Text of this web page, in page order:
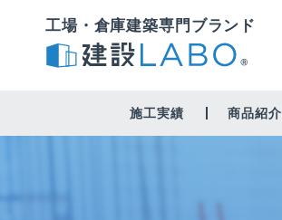
工場・倉庫建築専門ブランド
施工実績 商品紹介